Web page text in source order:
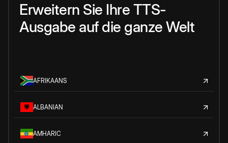
Erweitern Sie Ihre TTS-
Ausgabe auf die ganze Welt
AFRIKAANS
ALBANIAN
AMHARIC